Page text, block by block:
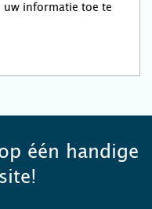
informatie toe te
één handige